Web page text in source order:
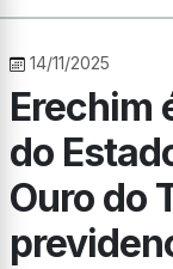
14/11/2025
Erechim
do
Ouro do